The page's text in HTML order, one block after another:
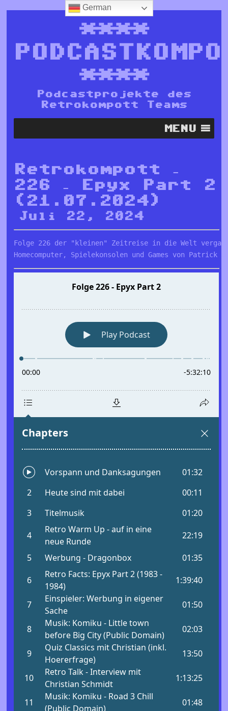
****
****
Podcastprojekte des
Retrokompott Teams
MENU
Retrokompott –
226 – Epyx Part 2
(21.07.2024)
Juli 22, 2024
Folge 226 der "kleinen" Zeitreise in die Welt
Homecomputer, Spielekonsolen und Games von
German